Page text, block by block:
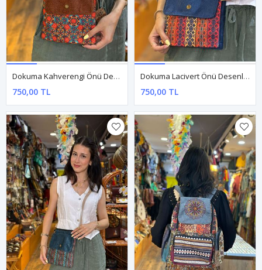
Dokuma Kahverengi Önü Desenli Kol Çantası
750,00 TL
Dokuma Lacivert Önü Desenli Kol Çantası
750,00 TL